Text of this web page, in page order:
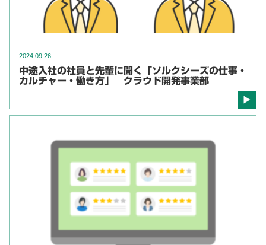
2024.09.26
中途入社の社員と先輩に聞く「ソルクシーズの仕事・
カルチャー・働き方」 クラウド開発事業部